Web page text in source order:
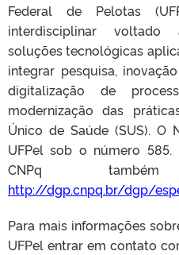
Federal de Pelotas
interdisciplinar
soluções tecnológicas
integrar pesquisa,
digitalização de
modernização das
Único de Saúde (SUS). O
UFPel sob o número
CNPq
http://dgp.cnpq.br/dgp/
Para mais informações
UFPel entrar em contato